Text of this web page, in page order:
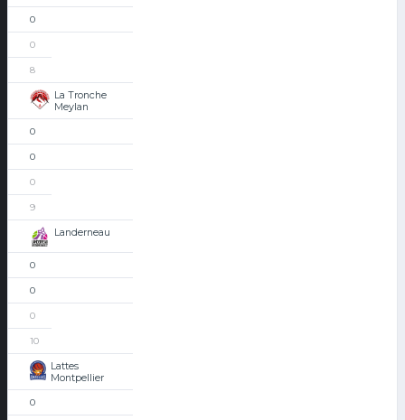
0
0
8
La Tronche
Meylan
0
0
0
9
Landerneau
0
0
0
10
Lattes
Montpellier
0